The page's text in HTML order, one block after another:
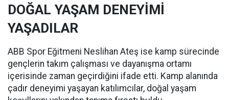
DOĞAL YAŞAM DENEYİMİ
YAŞADILAR
ABB Spor Eğitmeni Neslihan Ateş ise kamp sürecinde
gençlerin takım çalışması ve dayanışma ortamı
içerisinde zaman geçirdiğini ifade etti. Kamp alanında
çadır deneyimi yaşayan katılımcılar, doğal yaşam